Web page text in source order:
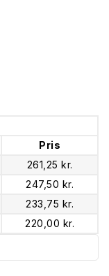
Pris
261,25 kr.
247,50 kr.
233,75 kr.
220,00 kr.